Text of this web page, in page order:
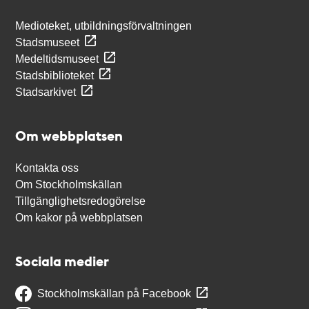
Medioteket, utbildningsförvaltningen
Stadsmuseet
Medeltidsmuseet
Stadsbiblioteket
Stadsarkivet
Om webbplatsen
Kontakta oss
Om Stockholmskällan
Tillgänglighetsredogörelse
Om kakor på webbplatsen
Sociala medier
Stockholmskällan på Facebook